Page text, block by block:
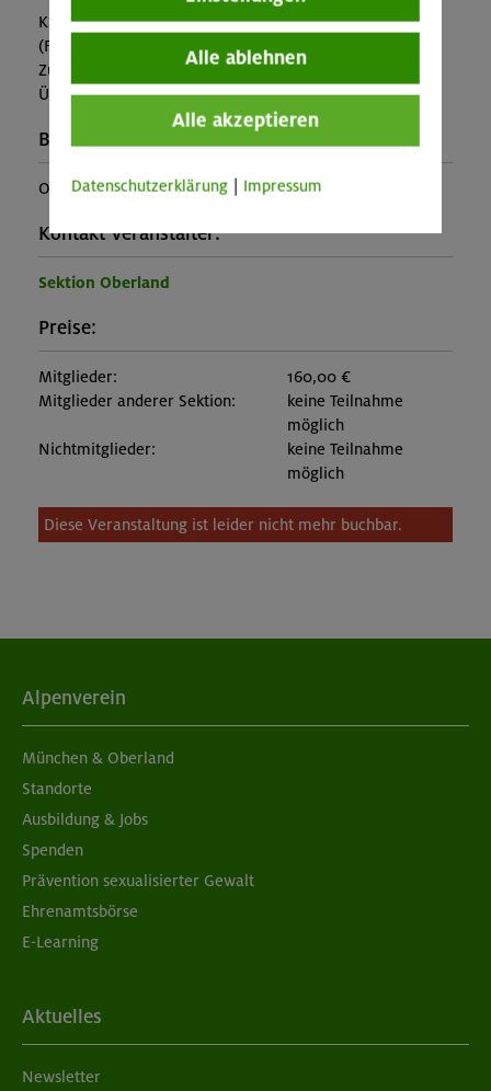
Kursleitung
(Falls nicht in den Leistungen inbegriffen, fallen
Zusatzkosten für z.B. An- und Abreise, Verpflegung,
Übernachtung oder Skipass an.)
Buchungscode:
OL-24-1409
Kontakt Veranstalter:
Sektion Oberland
Preise:
Mitglieder:
160,00 €
Mitglieder anderer Sektion:
keine Teilnahme
möglich
Nichtmitglieder:
keine Teilnahme
möglich
Diese Veranstaltung ist leider nicht mehr buchbar.
Alpenverein
München & Oberland
Standorte
Ausbildung & Jobs
Spenden
Prävention sexualisierter Gewalt
Ehrenamtsbörse
E-Learning
Aktuelles
Newsletter
Alle ablehnen
Alle akzeptieren
Datenschutzerklärung Impressum